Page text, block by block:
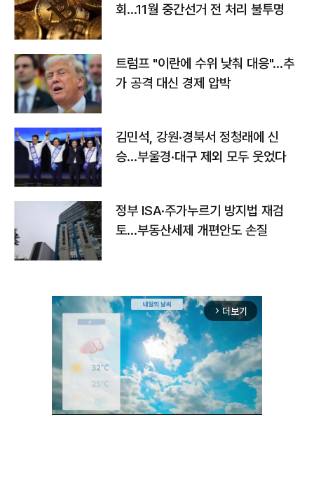
회…11월 중간선거 전 처리 불투명
트럼프 "이란에 수위 낮춰 대응"…추
가 공격 대신 경제 압박
김민석, 강원·경북서 정청래에 신
승…부울경·대구 제외 모두 웃었다
정부 ISA·주가누르기 방지법 재검
토…부동산세제 개편안도 손질
arrow_forward_ios 더보기